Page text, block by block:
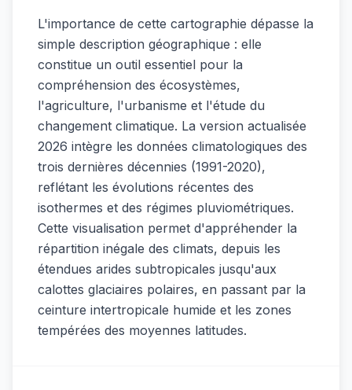
L'importance de cette cartographie dépasse la
simple description géographique : elle
constitue un outil essentiel pour la
compréhension des écosystèmes,
l'agriculture, l'urbanisme et l'étude du
changement climatique. La version actualisée
2026 intègre les données climatologiques des
trois dernières décennies (1991-2020),
reflétant les évolutions récentes des
isothermes et des régimes pluviométriques.
Cette visualisation permet d'appréhender la
répartition inégale des climats, depuis les
étendues arides subtropicales jusqu'aux
calottes glaciaires polaires, en passant par la
ceinture intertropicale humide et les zones
tempérées des moyennes latitudes.